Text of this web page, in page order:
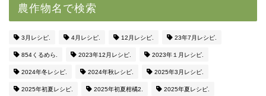
農作物名で検索
3月レシピ. 4月レシピ. 12月レシピ. 23年7月レシピ.
854くるめら. 2023年12月レシピ. 2023年１月レシピ.
2024年冬レシピ. 2024年秋レシピ. 2025年3月レシピ.
2025年初夏レシピ. 2025年初夏柑橘2. 2025年夏レシピ.